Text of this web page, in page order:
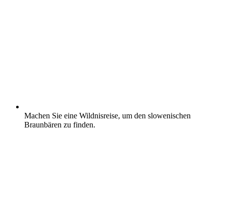
Machen Sie eine Wildnisreise, um den slowenischen
Braunbären zu finden.